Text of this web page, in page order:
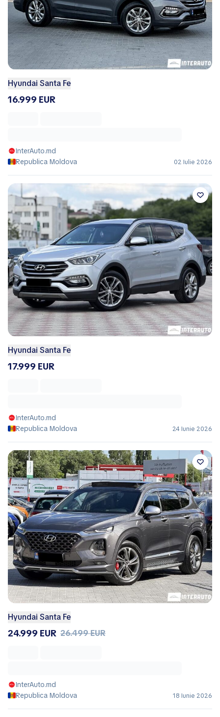
Hyundai Santa Fe
16.999 EUR
InterAuto.md
Republica Moldova
02 Iulie 2026
Hyundai Santa Fe
17.999 EUR
InterAuto.md
Republica Moldova
24 Iunie 2026
Hyundai Santa Fe
24.999 EUR 26.499 EUR
InterAuto.md
Republica Moldova
18 Iunie 2026